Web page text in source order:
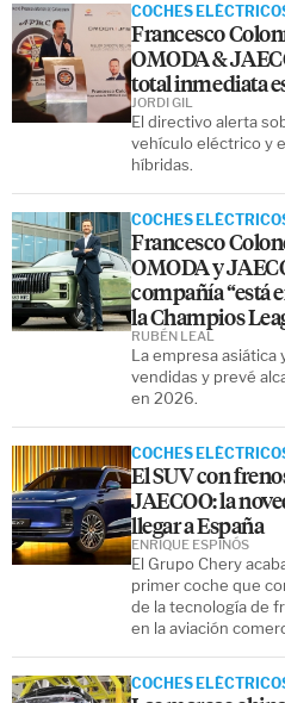
COCHES
Francesco
OMODA &
total inmediata
El directivo alerta
vehículo eléctrico y
híbridas.
JORDI GIL
COCHES
Francesco
OMODA y
compañía “está
la Champios
La empresa asiática
vendidas y prevé
en 2026.
RUBÉN LEAL
COCHES
El SUV con
JAECOO: la
llegar a España
El Grupo Chery
primer coche que
de la tecnología de
en la aviación
ENRIQUE ESPINÓS
COCHES